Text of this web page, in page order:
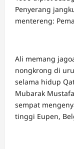
Penyerang
mentereng:
Ali memang
nongkrong di
selama hidup
Mubarak
sempat
tinggi Eupen,